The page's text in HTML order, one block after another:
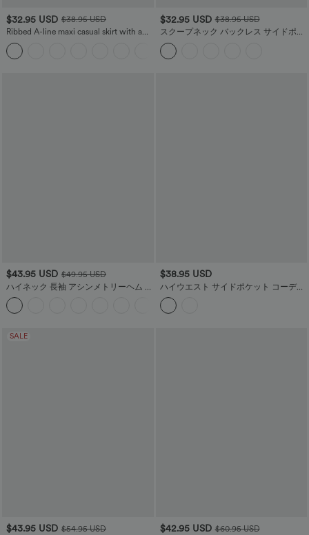
$32.95 USD $38.95 USD
Ribbed A-line maxi casual skirt with a
high waistband and a slit at the hem.
$32.95 USD $38.95 USD
スクープネック バックレス サイドポケ
ット カジュアル ハーレム ジャンプスー
ツ
$43.95 USD $49.95 USD
ハイネック 長袖 アシンメトリーヘム ワ
ークセーター
$38.95 USD
ハイウエスト サイドポケット コーデュ
ロイ カジュアル ジョガー
SALE
$43.95 USD $54.95 USD
$42.95 USD $60.95 USD